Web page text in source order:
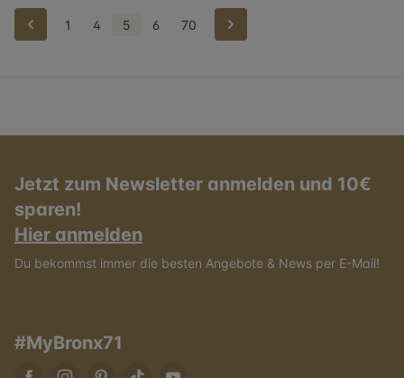
Zurück1 4 5 6 70 Weiter
Jetzt zum Newsletter anmelden und 10€
sparen!
Hier anmelden
Du bekommst immer die besten Angebote & News per E-Mail!
#MyBronx71